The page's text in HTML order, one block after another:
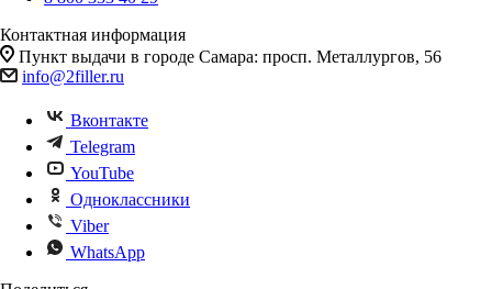
Контактная информация
Пункт выдачи в городе Самара: просп. Металлургов, 56
info@2filler.ru
Вконтакте
Telegram
YouTube
Одноклассники
Viber
WhatsApp